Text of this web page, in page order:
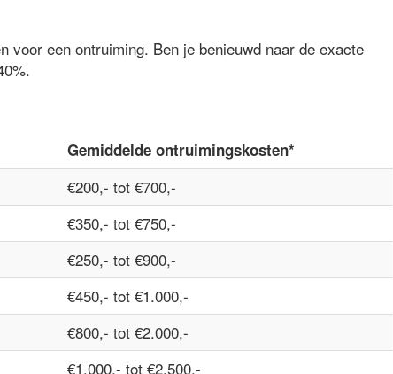
voor een ontruiming. Ben je benieuwd naar de exacte
Gemiddelde ontruimingskosten*
€200,- tot €700,-
€350,- tot €750,-
€250,- tot €900,-
€450,- tot €1.000,-
€800,- tot €2.000,-
€1.000,- tot €2.500,-